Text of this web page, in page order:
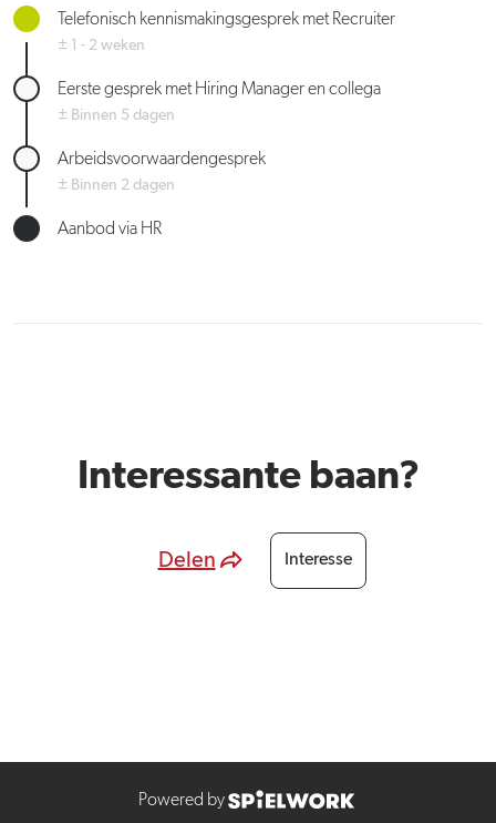
Telefonisch kennismakingsgesprek met Recruiter
± 1 - 2 weken
Eerste gesprek met Hiring Manager en collega
± Binnen 5 dagen
Arbeidsvoorwaardengesprek
± Binnen 2 dagen
Aanbod via HR
Interessante baan?
Delen Interesse
Powered by